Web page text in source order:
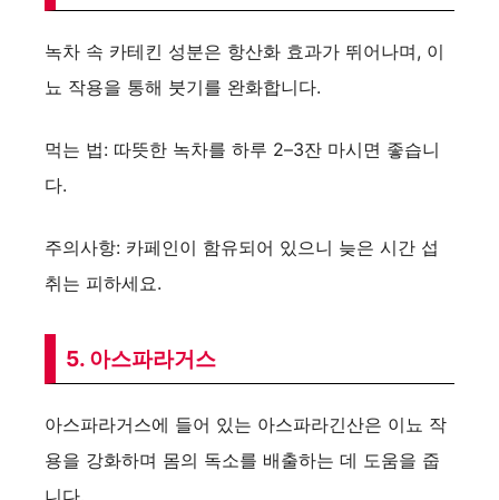
녹차 속 카테킨 성분은 항산화 효과가 뛰어나며, 이
뇨 작용을 통해 붓기를 완화합니다.
먹는 법: 따뜻한 녹차를 하루 2–3잔 마시면 좋습니
다.
주의사항: 카페인이 함유되어 있으니 늦은 시간 섭
취는 피하세요.
5. 아스파라거스
아스파라거스에 들어 있는 아스파라긴산은 이뇨 작
용을 강화하며 몸의 독소를 배출하는 데 도움을 줍
니다.